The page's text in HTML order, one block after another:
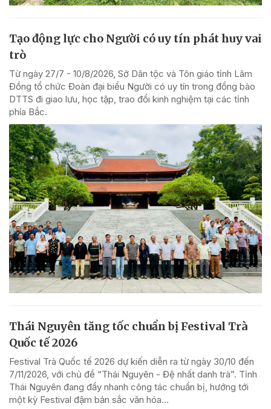
Tạo động lực cho Người có uy tín phát huy vai
trò
Từ ngày 27/7 - 10/8/2026, Sở Dân tộc và Tôn giáo tỉnh Lâm
Đồng tổ chức Đoàn đại biểu Người có uy tín trong đồng bào
DTTS đi giao lưu, học tập, trao đổi kinh nghiệm tại các tỉnh
phía Bắc.
Thái Nguyên tăng tốc chuẩn bị Festival Trà
Quốc tế 2026
Festival Trà Quốc tế 2026 dự kiến diễn ra từ ngày 30/10 đến
7/11/2026, với chủ đề “Thái Nguyên - Đệ nhất danh trà”. Tỉnh
Thái Nguyên đang đẩy nhanh công tác chuẩn bị, hướng tới
một kỳ Festival đậm bản sắc văn hóa...